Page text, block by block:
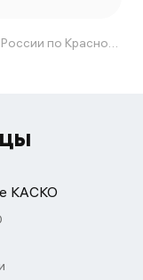
МРЭО № 10 Госавтоинспекции ГУ МВД России по Краснодарскому краю
КАСКО